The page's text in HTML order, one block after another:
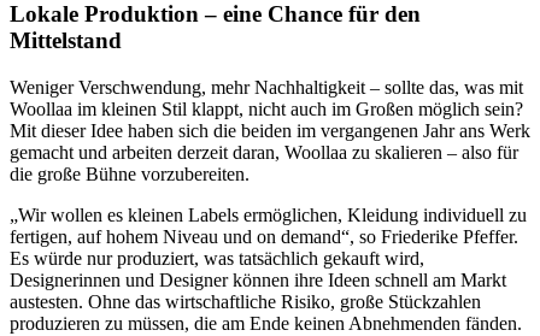
Lokale Produktion – eine Chance für den
Mittelstand
Weniger Verschwendung, mehr Nachhaltigkeit – sollte das, was mit
Woollaa im kleinen Stil klappt, nicht auch im Großen möglich sein?
Mit dieser Idee haben sich die beiden im vergangenen Jahr ans Werk
gemacht und arbeiten derzeit daran, Woollaa zu skalieren – also für
die große Bühne vorzubereiten.
„Wir wollen es kleinen Labels ermöglichen, Kleidung individuell zu
fertigen, auf hohem Niveau und on demand“, so Friederike Pfeffer.
Es würde nur produziert, was tatsächlich gekauft wird,
Designerinnen und Designer können ihre Ideen schnell am Markt
austesten. Ohne das wirtschaftliche Risiko, große Stückzahlen
produzieren zu müssen, die am Ende keinen Abnehmenden fänden.